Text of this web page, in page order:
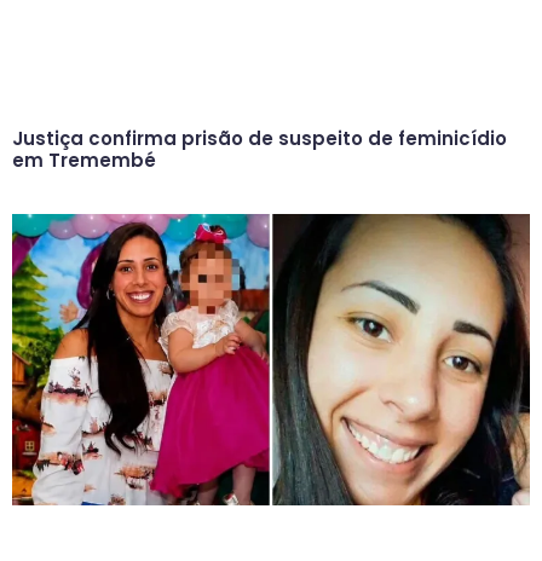
Justiça confirma prisão de suspeito de feminicídio
em Tremembé